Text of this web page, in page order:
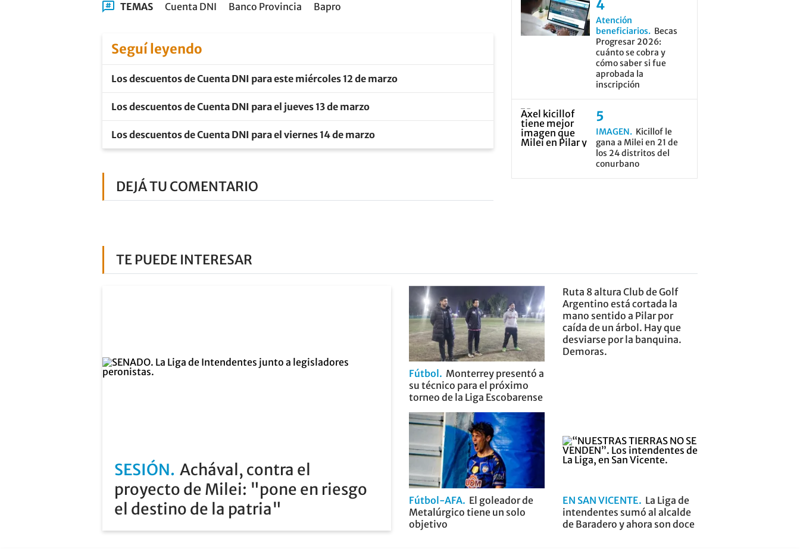
TEMAS Cuenta DNI Banco Provincia Bapro
Seguí leyendo
Los descuentos de Cuenta DNI para este miércoles 12 de marzo
Los descuentos de Cuenta DNI para el jueves 13 de marzo
Los descuentos de Cuenta DNI para el viernes 14 de marzo
DEJÁ TU COMENTARIO
Atención
beneficiarios
Becas
Progresar 2026:
cuánto se cobra y
cómo saber si fue
aprobada la
inscripción
IMAGEN
Kicillof le
gana a Milei en 21 de
los 24 distritos del
conurbano
TE PUEDE INTERESAR
SESIÓN Achával, contra el
proyecto de Milei: "pone en riesgo
el destino de la patria"
Fútbol
Monterrey presentó a
su técnico para el próximo
torneo de la Liga Escobarense
Ruta 8 altura Club de Golf
Argentino está cortada la
mano sentido a Pilar por
caída de un árbol. Hay que
desviarse por la banquina.
Demoras.
Fútbol-AFA El goleador de
Metalúrgico tiene un solo
objetivo
EN SAN VICENTE
La Liga de
intendentes sumó al alcalde
de Baradero y ahora son doce